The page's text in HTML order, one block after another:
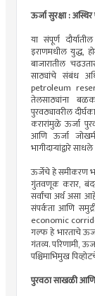
ऊर्जा सुरक्षा :
या संपूर्ण
इराणमधील युद्ध,
बाजारातील
साठ्यांचे संबंध
petroleum
तेलसाठ्यांना
पुरवठ्यावरील
करारांमुळे ऊर्जा
आणि ऊर्जा
भागीदाऱ्यांद्वारे
ऊर्जेचे हे समीकरण
गुंतवणूक करार, बंदर
सर्वांचा अर्थ असा
संपर्कता आणि
economic
गल्फ हे भारताचे
गंतव्य. परिणामी,
पश्चिमाभिमुख
पुरवठा साखळी